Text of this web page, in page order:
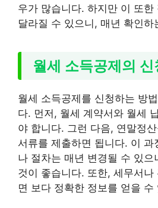
우가 많습니다. 하지만 이 또
달라질 수 있으니, 매년 확인하
월세 소득공제의 신
월세 소득공제를 신청하는 방
다. 먼저, 월세 계약서와 월세
야 합니다. 그런 다음, 연말정
서류를 제출하면 됩니다. 이 과
나 절차는 매년 변경될 수 있으
것이 좋습니다. 또한, 세무서
면 보다 정확한 정보를 얻을 수